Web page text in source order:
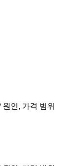
인, 가격 범위